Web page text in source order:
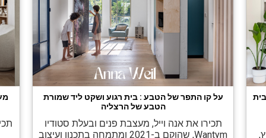
על קו התפר של הטבע : בית רגוע ושקט ליד שמורת
הטבע של הרצליה
תכירו את אנה וייל, מעצבת פנים ובעלת סטודיו
Wantym, שהוקם ב-2021 ומתמחה בתכנון ועיצוב